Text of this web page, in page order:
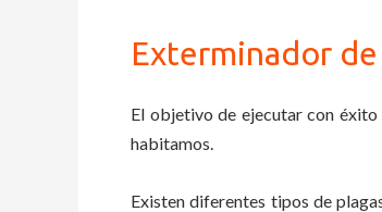
Exterminador
El objetivo de ejecutar con
habitamos.
Existen diferentes tipos de